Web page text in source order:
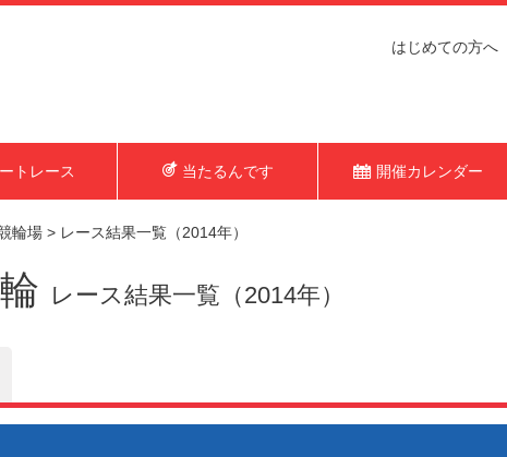
はじめての方へ
トレース 当たるんです 開催カレンダー
輪場 > レース結果一覧（2014年）
レース結果一覧（2014年）